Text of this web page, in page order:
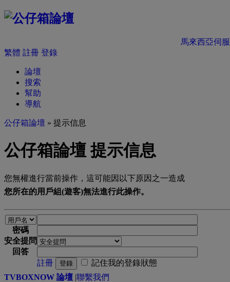
馬來西亞伺
繁體 註冊 登錄
論壇
搜索
幫助
導航
公仔箱論壇 » 提示信息
公仔箱論壇 提示信息
您無權進行當前操作，這可能因以下原因之一造成
您所在的用戶組(遊客)無法進行此操作。
密碼
安全提問
回答
註冊
登錄
記住我的登錄狀態
TVBOXNOW 論壇 |聯繫我們